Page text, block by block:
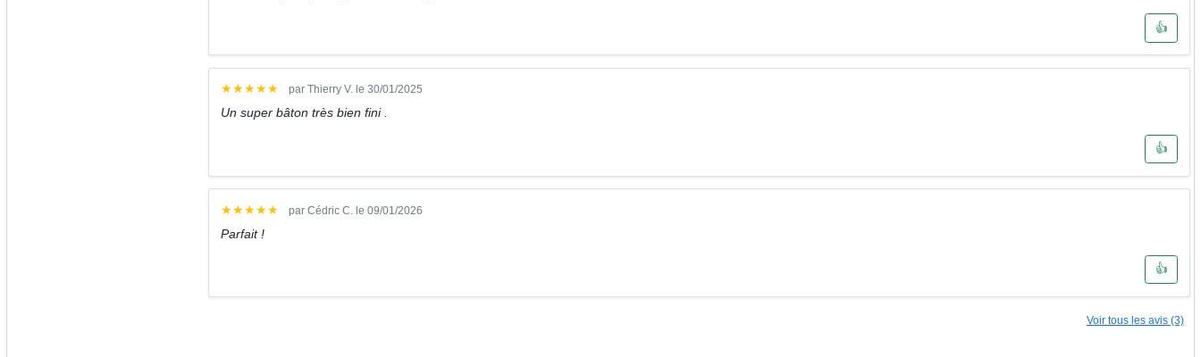
👍
★★★★★ par Thierry V. le 30/01/2025
Un super bâton très bien fini .
👍
★★★★★ par Cédric C. le 09/01/2026
Parfait !
👍
Voir tous les avis (3)